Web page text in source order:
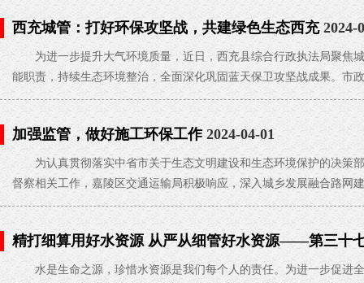
西充城管：打好环保攻坚战，共建绿色生态西充 2024-
为进一步提升大气环境质量，近日，西充县综合行政执法局聚焦
能职责，持续生态环境整治，全面深化巩固蓝天保卫攻坚战成果。市
加强监管，做好施工环保工作 2024-04-01
为认真贯彻落实中省市关于生态文明建设和生态环境保护的决策
督察相关工作，嘉陵区交通运输局积极响应，深入城乡发展融合路网
精打细算用好水资源 从严从细管好水资源——第三十
走进骆市小学
2024-03-28
水是生命之源，珍惜水资源是我们每个人的责任。为进一步促进